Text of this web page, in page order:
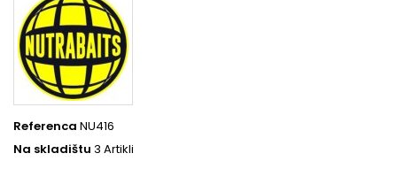
Referenca NU416
Na skladištu 3 Artikli